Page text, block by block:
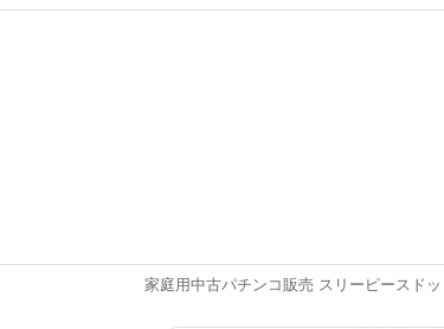
家庭用中古パチンコ販売 スリーピースド